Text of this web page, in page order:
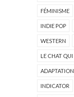
FÉMINISME
INDIE POP
WESTERN
LE CHAT
INDICATOR